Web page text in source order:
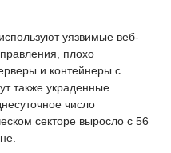
уязвимые веб-
плохо
и контейнеры с
также украденные
число
секторе выросло с 56